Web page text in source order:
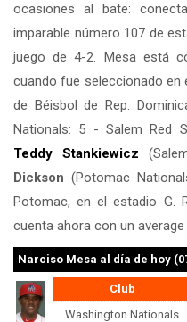
ocasiones al bate:
imparable número 107 de
juego de 4-2. Mesa está
cuando fue seleccionado en
de Béisbol de Rep.
Nationals: 5 - Salem Red
Teddy Stankiewicz
Dickson (Potomac
Potomac, en el estadio G.
cuenta ahora con un average
Narciso Mesa al día de hoy
Club
Washington Nationals